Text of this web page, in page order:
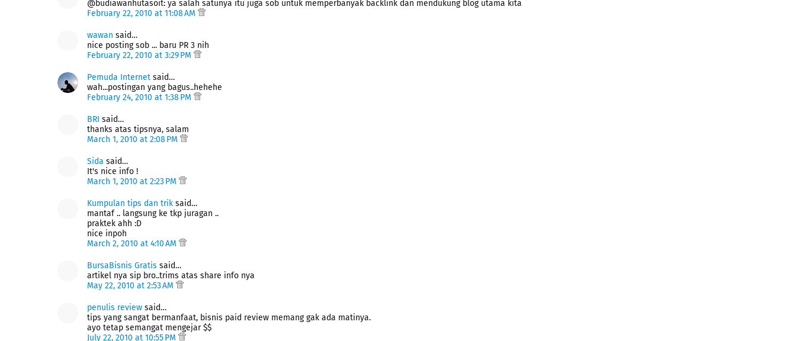
@budiawanhutasoit: ya salah satunya itu juga sob untuk memperbanyak backlink dan mendukung blog utama kita
February 22, 2010 at 11:08 AM
wawan said…
nice posting sob ... baru PR 3 nih
February 22, 2010 at 3:29 PM
Pemuda Internet said…
wah...postingan yang bagus..hehehe
February 24, 2010 at 1:38 PM
BRI said…
thanks atas tipsnya, salam
March 1, 2010 at 2:08 PM
Sida said…
It's nice info !
March 1, 2010 at 2:23 PM
Kumpulan tips dan trik said…
mantaf .. langsung ke tkp juragan ..
praktek ahh :D
nice inpoh
March 2, 2010 at 4:10 AM
BursaBisnis Gratis said…
artikel nya sip bro..trims atas share info nya
May 22, 2010 at 2:53 AM
penulis review said…
tips yang sangat bermanfaat, bisnis paid review memang gak ada matinya.
ayo tetap semangat mengejar $$
July 22, 2010 at 10:55 PM